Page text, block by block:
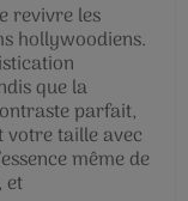
revivre les
hollywoodiens.
que la
parfait,
votre taille avec
même de
et